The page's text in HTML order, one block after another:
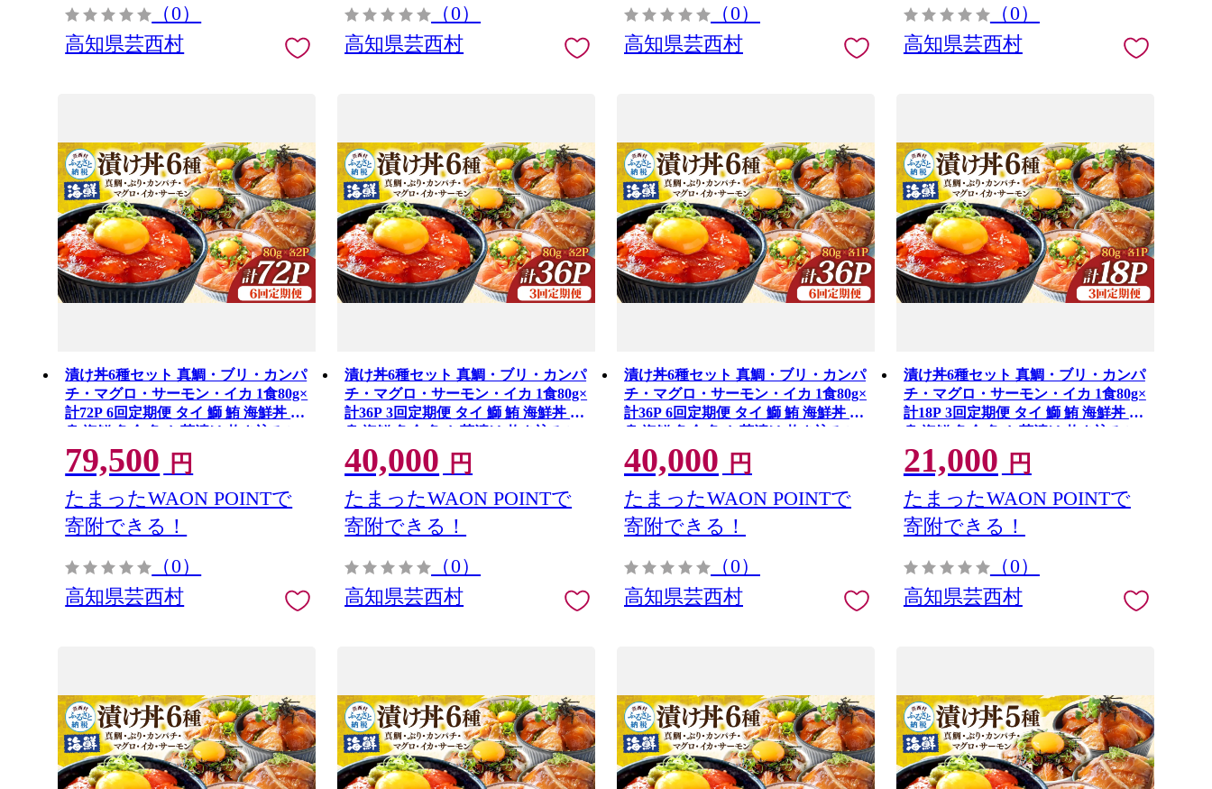
（0）
高知県芸西村
（0）
高知県芸西村
（0）
高知県芸西村
（0）
高知県芸西村
漬け丼6種セット 真鯛・ブリ・カンパ
チ・マグロ・サーモン・イカ 1食80g×
計72P 6回定期便 タイ 鰤 鮪 海鮮丼 刺
身 海鮮 魚介 魚 お茶漬け 炊き込みご
飯 惣菜 おかず 冷凍 配送
79,500 円
たまったWAON POINTで
寄附できる！
（0）
高知県芸西村
漬け丼6種セット 真鯛・ブリ・カンパ
チ・マグロ・サーモン・イカ 1食80g×
計36P 3回定期便 タイ 鰤 鮪 海鮮丼 刺
身 海鮮 魚介 魚 お茶漬け 炊き込みご
飯 惣菜 おかず 冷凍 配送
40,000 円
たまったWAON POINTで
寄附できる！
（0）
高知県芸西村
漬け丼6種セット 真鯛・ブリ・カンパ
チ・マグロ・サーモン・イカ 1食80g×
計36P 6回定期便 タイ 鰤 鮪 海鮮丼 刺
身 海鮮 魚介 魚 お茶漬け 炊き込みご
飯 惣菜 おかず 冷凍 配送
40,000 円
たまったWAON POINTで
寄附できる！
（0）
高知県芸西村
漬け丼6種セット 真鯛・ブリ・カンパ
チ・マグロ・サーモン・イカ 1食80g×
計18P 3回定期便 タイ 鰤 鮪 海鮮丼 刺
身 海鮮 魚介 魚 お茶漬け 炊き込みご
飯 惣菜 おかず 冷凍 配送
21,000 円
たまったWAON POINTで
寄附できる！
（0）
高知県芸西村